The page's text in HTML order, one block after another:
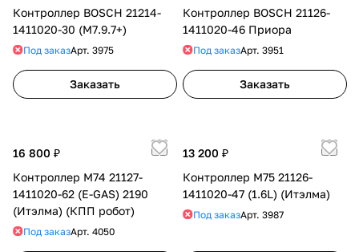
Контроллер BOSCH 21214-
1411020-30 (M7.9.7+)
Под заказАрт. 3975
Заказать
Контроллер BOSCH 21126-
1411020-46 Приора
Под заказАрт. 3951
Заказать
16 800 ₽
Контроллер М74 21127-
1411020-62 (E-GAS) 2190
(Итэлма) (КПП робот)
Под заказАрт. 4050
13 200 ₽
Контроллер М75 21126-
1411020-47 (1.6L) (Итэлма)
Под заказАрт. 3987